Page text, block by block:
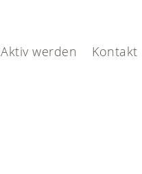
Aktiv werden Kontakt